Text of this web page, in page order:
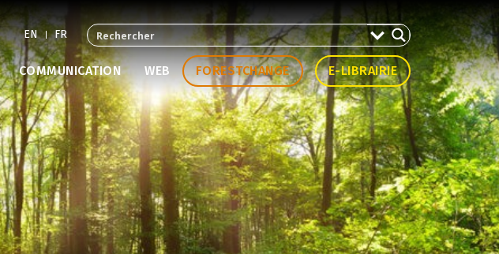
EN FR
COMMUNICATION WEB FORESTCHANGE E-LIBRAIRIE